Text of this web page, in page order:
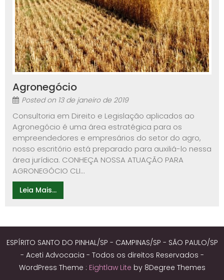
Agronegócio
Posted on 13 de janeiro de 2019
Consultoria em Direito e Legislação aplicados ao
Agronegócio é uma área estratégica para os
empreendedores e empresários do setor do agro,
nosso escritório está preparado para auxiliá-lo nessa
área jurídica. CONHEÇA NOSSA ATUAÇÃO PARA
AGRONEGÓCIO CLI...
Leia Mais...
ESPÍRITO SANTO DO PINHAL/SP - CAMPINAS/SP - SÃO PAULO/SP
- Aceti Advocacia - Todos os direitos Reservados -
WordPress Theme : Eightlaw Lite by 8Degree Themes